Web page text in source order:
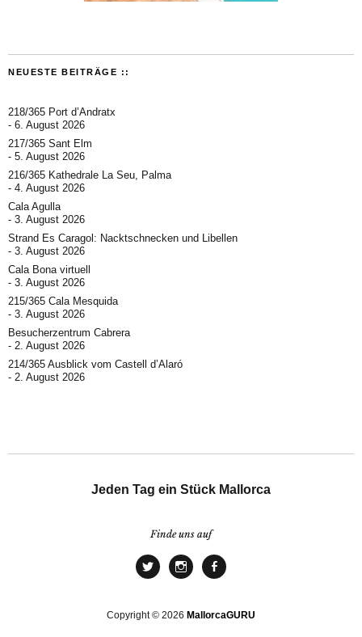
NEUESTE BEITRÄGE ::
218/365 Port d’Andratx
6. August 2026
217/365 Sant Elm
5. August 2026
216/365 Kathedrale La Seu, Palma
4. August 2026
Cala Agulla
3. August 2026
Strand Es Caragol: Nacktschnecken und Libellen
3. August 2026
Cala Bona virtuell
3. August 2026
215/365 Cala Mesquida
3. August 2026
Besucherzentrum Cabrera
2. August 2026
214/365 Ausblick vom Castell d’Alaró
2. August 2026
Jeden Tag ein Stück Mallorca
Finde uns auf
Copyright © 2026 MallorcaGURU